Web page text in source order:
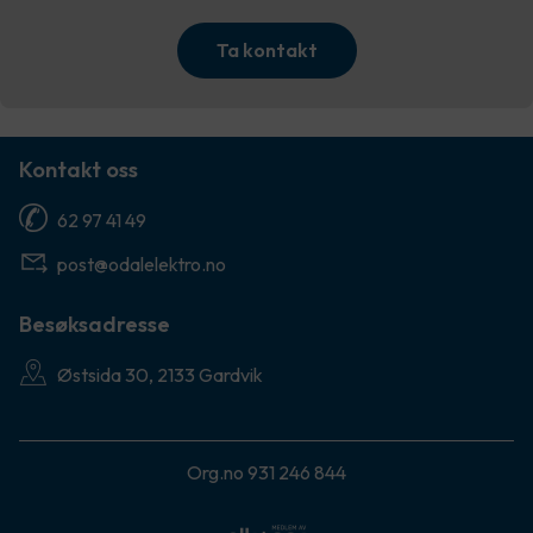
Ta kontakt
Kontakt oss
62 97 41 49
post@odalelektro.no
Besøksadresse
Østsida 30, 2133 Gardvik
Org.no 931 246 844